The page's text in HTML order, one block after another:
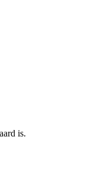
is.